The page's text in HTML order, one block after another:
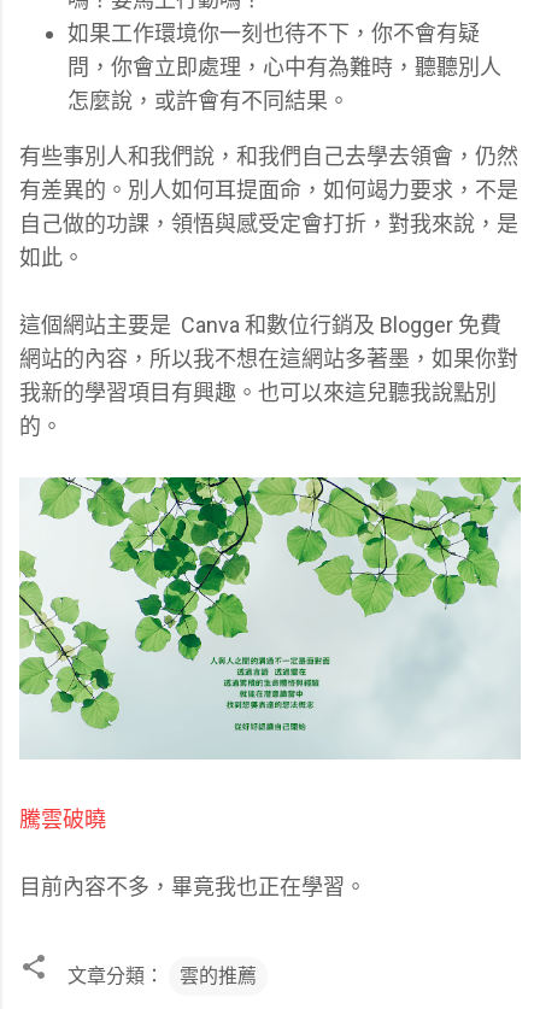
如果工作環境你一刻也待不下，你不會有疑
問，你會立即處理，心中有為難時，聽聽別人
怎麼說，或許會有不同結果。
有些事別人和我們說，和我們自己去學去領會，仍然
有差異的。別人如何耳提面命，如何竭力要求，不是
自己做的功課，領悟與感受定會打折，對我來說，是
如此。
這個網站主要是 Canva 和數位行銷及 Blogger 免費
網站的內容，所以我不想在這網站多著墨，如果你對
我新的學習項目有興趣。也可以來這兒聽我說點別
的。
騰雲破曉
目前內容不多，畢竟我也正在學習。
文章分類： 雲的推薦